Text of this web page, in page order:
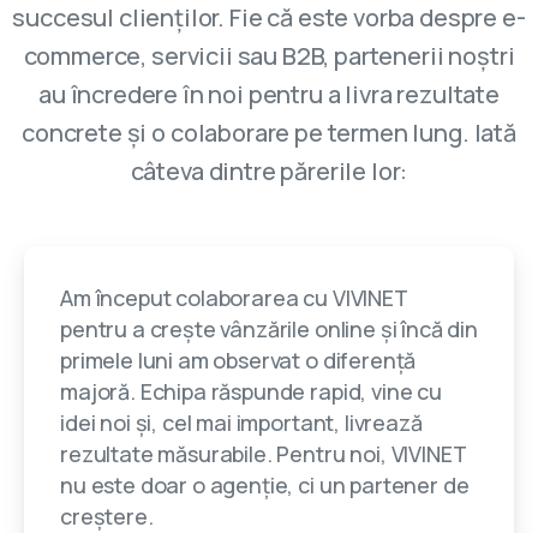
succesul clienților. Fie că este vorba despre e-
commerce, servicii sau B2B, partenerii noștri
au încredere în noi pentru a livra rezultate
concrete și o colaborare pe termen lung. Iată
câteva dintre părerile lor:
Am început colaborarea cu VIVINET
pentru a crește vânzările online și încă din
primele luni am observat o diferență
majoră. Echipa răspunde rapid, vine cu
idei noi și, cel mai important, livrează
rezultate măsurabile. Pentru noi, VIVINET
nu este doar o agenție, ci un partener de
creștere.